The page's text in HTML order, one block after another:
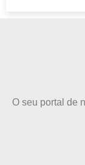
O seu portal de